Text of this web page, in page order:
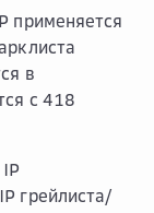
применяется
в
с 418
грейлиста/